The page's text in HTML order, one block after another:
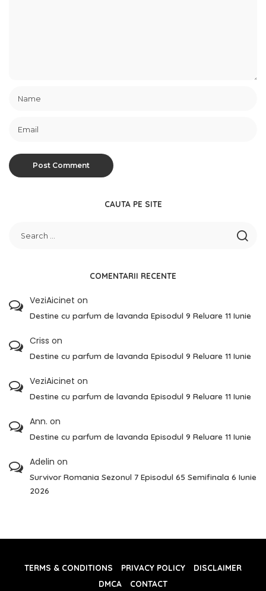
CAUTA PE SITE
COMENTARII RECENTE
VeziAicinet on
Destine cu parfum de lavanda Episodul 9 Reluare 11 Iunie
Criss on
Destine cu parfum de lavanda Episodul 9 Reluare 11 Iunie
VeziAicinet on
Destine cu parfum de lavanda Episodul 9 Reluare 11 Iunie
Ann. on
Destine cu parfum de lavanda Episodul 9 Reluare 11 Iunie
Adelin on
Survivor Romania Sezonul 7 Episodul 65 Semifinala 6 Iunie
2026
TERMS & CONDITIONS PRIVACY POLICY
DISCLAIMER
DMCA
CONTACT